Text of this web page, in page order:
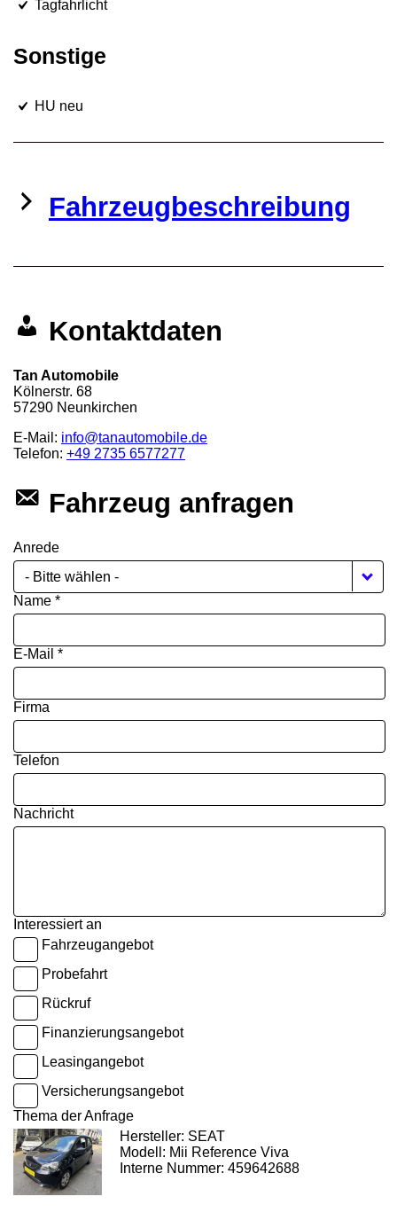
Tagfahrlicht
Sonstige
HU neu
Fahrzeugbeschreibung
Kontaktdaten
Tan Automobile
Kölnerstr. 68
57290 Neunkirchen
E-Mail: info@tanautomobile.de
Telefon: +49 2735 6577277
Fahrzeug anfragen
Anrede
- Bitte wählen -
Name *
E-Mail *
Firma
Telefon
Nachricht
Interessiert an
Fahrzeugangebot
Probefahrt
Rückruf
Finanzierungsangebot
Leasingangebot
Versicherungsangebot
Thema der Anfrage
Hersteller: SEAT
Modell: Mii Reference Viva
Interne Nummer: 459642688